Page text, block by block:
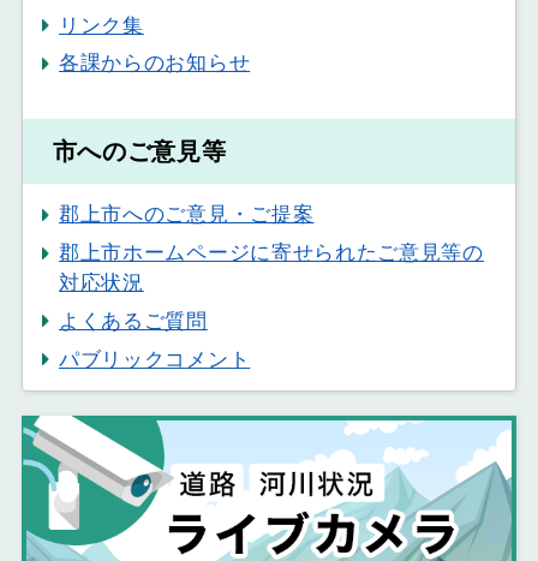
リンク集
各課からのお知らせ
市へのご意見等
郡上市へのご意見・ご提案
郡上市ホームページに寄せられたご意見等の
対応状況
よくあるご質問
パブリックコメント